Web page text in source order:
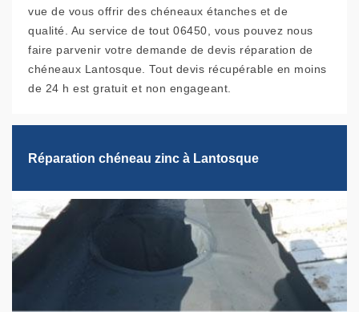
vue de vous offrir des chéneaux étanches et de
qualité. Au service de tout 06450, vous pouvez nous
faire parvenir votre demande de devis réparation de
chéneaux Lantosque. Tout devis récupérable en moins
de 24 h est gratuit et non engageant.
Réparation chéneau zinc à Lantosque